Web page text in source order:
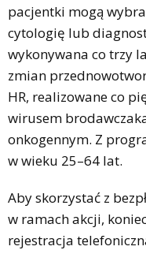
pacjentki mogą
cytologię lub
wykonywana co trzy
zmian
HR, realizowane co
wirusem
onkogennym. Z
w wieku 25–64 lat.
Aby skorzystać z
w ramach akcji,
rejestracja